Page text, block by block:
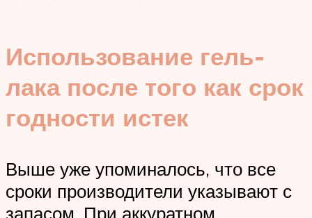
Использование гель-
лака после того как срок
годности истек
Выше уже упоминалось, что все
сроки производители указывают с
запасом. При аккуратном